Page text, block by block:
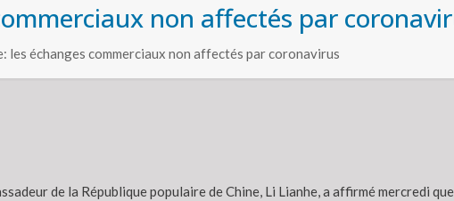
non affectés par
les échanges commerciaux non affectés par coronavirus
de la République populaire de Chine, Li Lianhe, a affirmé mercredi